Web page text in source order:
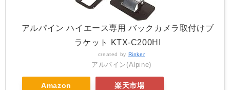
アルパイン ハイエース専用 バックカメラ取付けブ
ラケット KTX-C200HI
created by Rinker
アルパイン(Alpine)
Amazon 楽天市場